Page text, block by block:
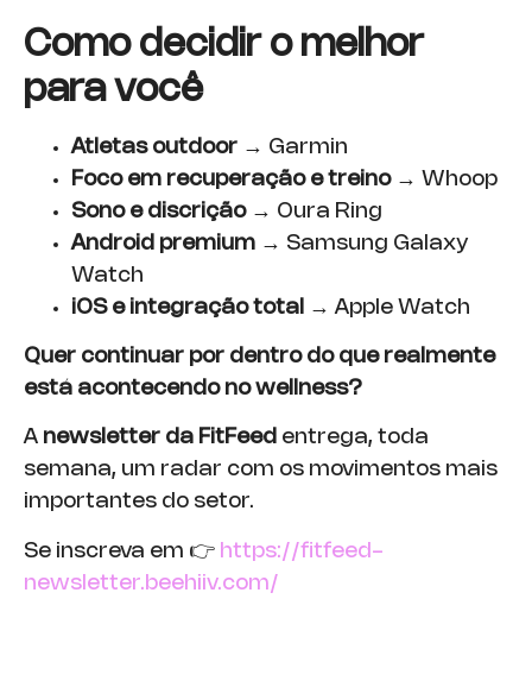
Como decidir o melhor
para você
Atletas outdoor → Garmin
Foco em recuperação e treino→ Whoop
Sono e discrição→ Oura Ring
Android premium → Samsung Galaxy
Watch
iOS e integração total
→ Apple Watch
Quer continuar por dentro do que realmente
está acontecendo no wellness?
A newsletter da FitFeed entrega, toda
semana, um radar com os movimentos mais
importantes do setor.
Se inscreva em 👉 https://fitfeed-
newsletter.beehiiv.com/